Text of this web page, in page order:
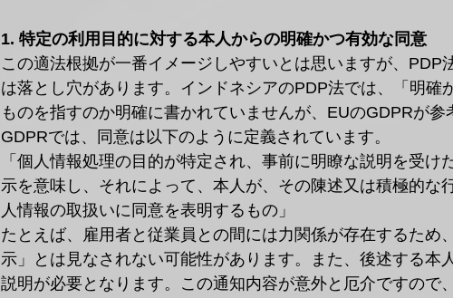
1. 特定の利用目的に対する本人からの明確かつ有効な同意
この適法根拠が一番イメージしやすいとは思いますが、PDP
は落とし穴があります。インドネシアのPDP法では、「明確
ものを指すのか明確に書かれていませんが、EUのGDPRが参
GDPRでは、同意は以下のように定義されています。
「個人情報処理の目的が特定され、事前に明瞭な説明を受け
示を意味し、それによって、本人が、その陳述又は積極的な
人情報の取扱いに同意を表明するもの」
たとえば、雇用者と従業員との間には力関係が存在するため
示」とは見なされない可能性があります。また、後述する本
説明が必要となります。この通知内容が意外と厄介ですので